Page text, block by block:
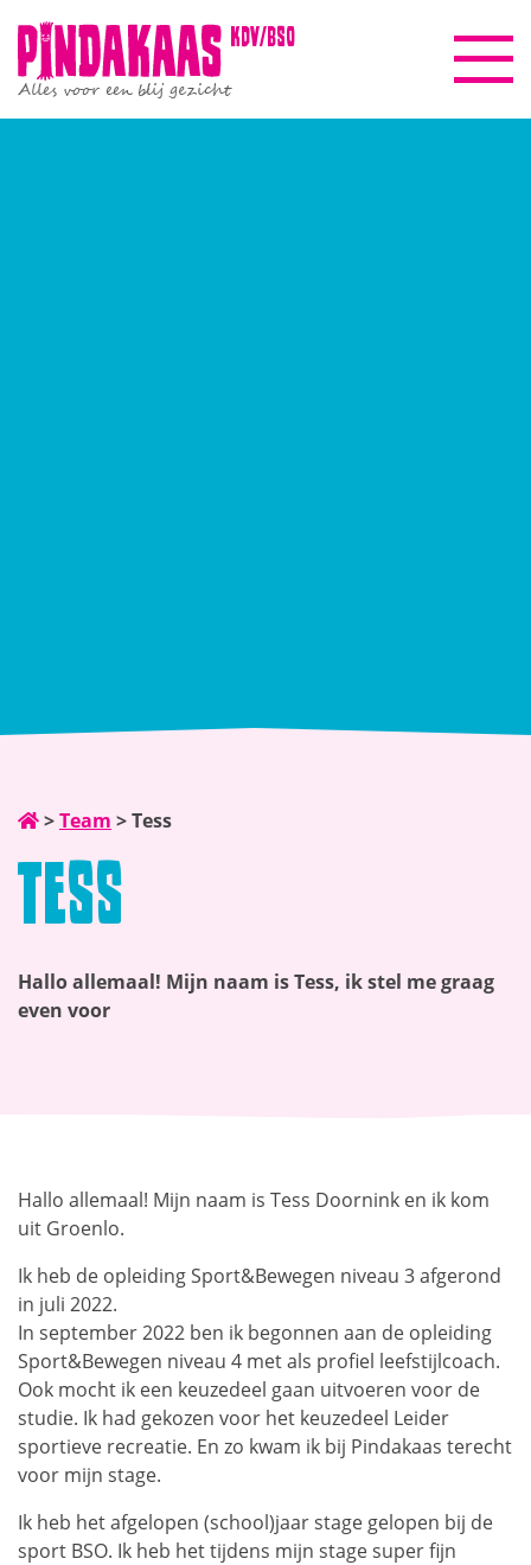
kdv/bso
Alles voor een blij gezicht
>Team >Tess
Tess
Hallo allemaal! Mijn naam is Tess, ik stel me graag
even voor
Hallo allemaal! Mijn naam is Tess Doornink en ik kom
uit Groenlo.
Ik heb de opleiding Sport&Bewegen niveau 3 afgerond
in juli 2022.
In september 2022 ben ik begonnen aan de opleiding
Sport&Bewegen niveau 4 met als profiel leefstijlcoach.
Ook mocht ik een keuzedeel gaan uitvoeren voor de
studie. Ik had gekozen voor het keuzedeel Leider
sportieve recreatie. En zo kwam ik bij Pindakaas terecht
voor mijn stage.
Ik heb het afgelopen (school)jaar stage gelopen bij de
sport BSO. Ik heb het tijdens mijn stage super fijn